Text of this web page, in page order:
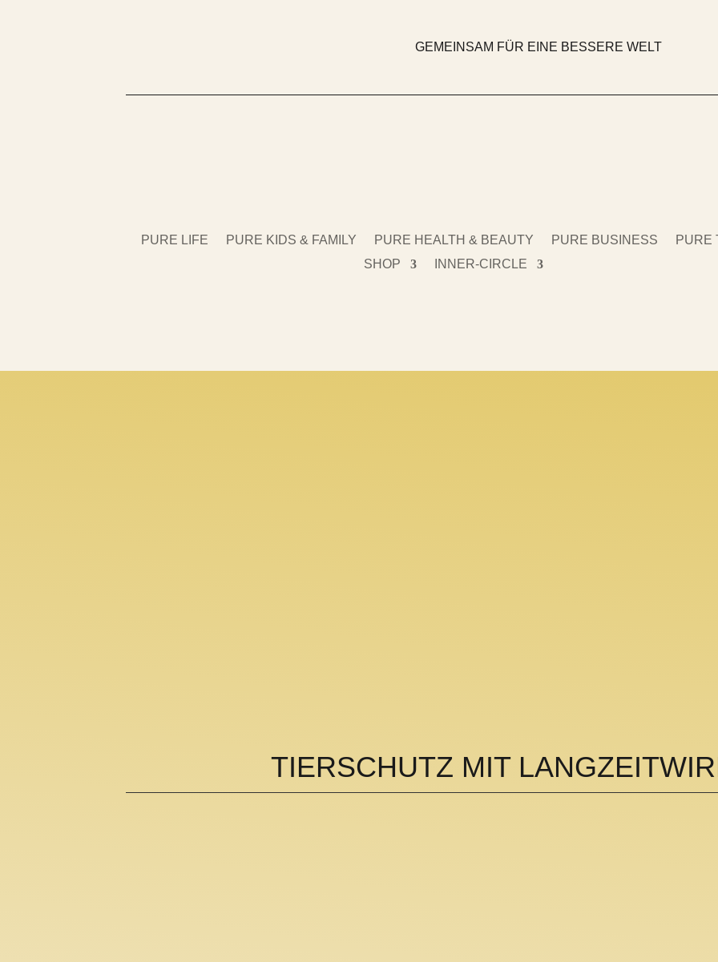
GEMEINSAM FÜR EINE BESSERE WELT
PURE LIFE PURE KIDS & FAMILY PURE HEALTH & BEAUTY PURE BUSINESS
PURE
SHOP
INNER-CIRCLE
TIERSCHUTZ MIT